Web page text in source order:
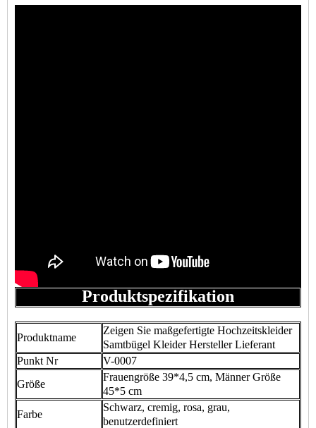
Produktspezifikation
Produktname
Zeigen Sie maßgefertigte Hochzeitskleider
Samtbügel Kleider Hersteller Lieferant
Punkt Nr
V-0007
Größe
Frauengröße 39*4,5 cm, Männer Größe
45*5 cm
Farbe
Schwarz, cremig, rosa, grau,
benutzerdefiniert